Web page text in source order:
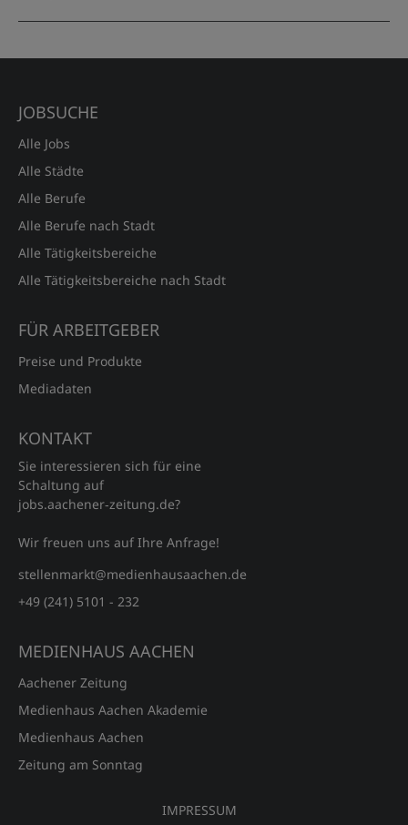
JOBSUCHE
Alle Jobs
Alle Städte
Alle Berufe
Alle Berufe nach Stadt
Alle Tätigkeitsbereiche
Alle Tätigkeitsbereiche nach Stadt
FÜR ARBEITGEBER
Preise und Produkte
Mediadaten
KONTAKT
Sie interessieren sich für eine
Schaltung auf
jobs.aachener‑zeitung.de?
Wir freuen uns auf Ihre Anfrage!
stellenmarkt@medienhausaachen.de
+49 (241) 5101 - 232
MEDIENHAUS AACHEN
Aachener Zeitung
Medienhaus Aachen Akademie
Medienhaus Aachen
Zeitung am Sonntag
IMPRESSUM